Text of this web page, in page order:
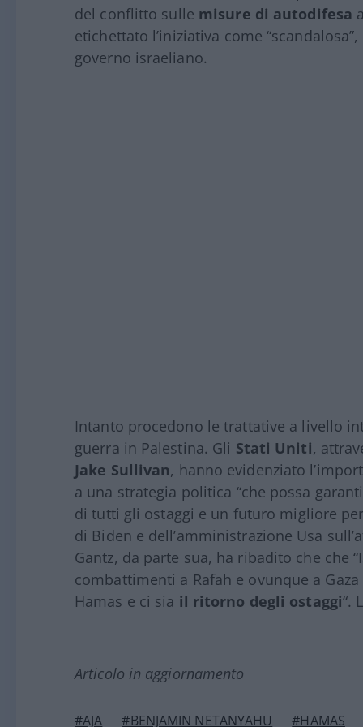
del conflitto sulle misure di autodifesa
etichettato l’iniziativa come
governo israeliano.
Intanto procedono le trattative a livello
guerra in Palestina. Gli Stati Uniti,
Jake Sullivan, hanno evidenziato
a una strategia politica “che possa
di tutti gli ostaggi e un futuro migliore
di Biden e dell’amministrazione Usa
Gantz, da parte sua, ha ribadito che che
combattimenti a Rafah e ovunque a
Hamas e ci sia il ritorno degli ostaggi“.
Articolo in aggiornamento
#AJA #BENJAMIN NETANYAHU #HAMAS